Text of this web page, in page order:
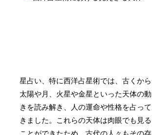
星占い、特に西洋占星術では、古くから
太陽や月、火星や金星といった天体の動
きを読み解き、人の運命や性格を占って
きました。これらの天体は肉眼でも見る